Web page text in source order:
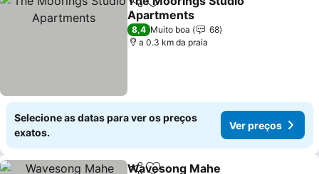
PartilharAdicionar aos favoritos
Apartments
Ver preços
8,4 Muito boa
68
a 0.3 km da praia
Selecione as datas para ver os preços
exatos.
Ver preços
Wavesong Mahe